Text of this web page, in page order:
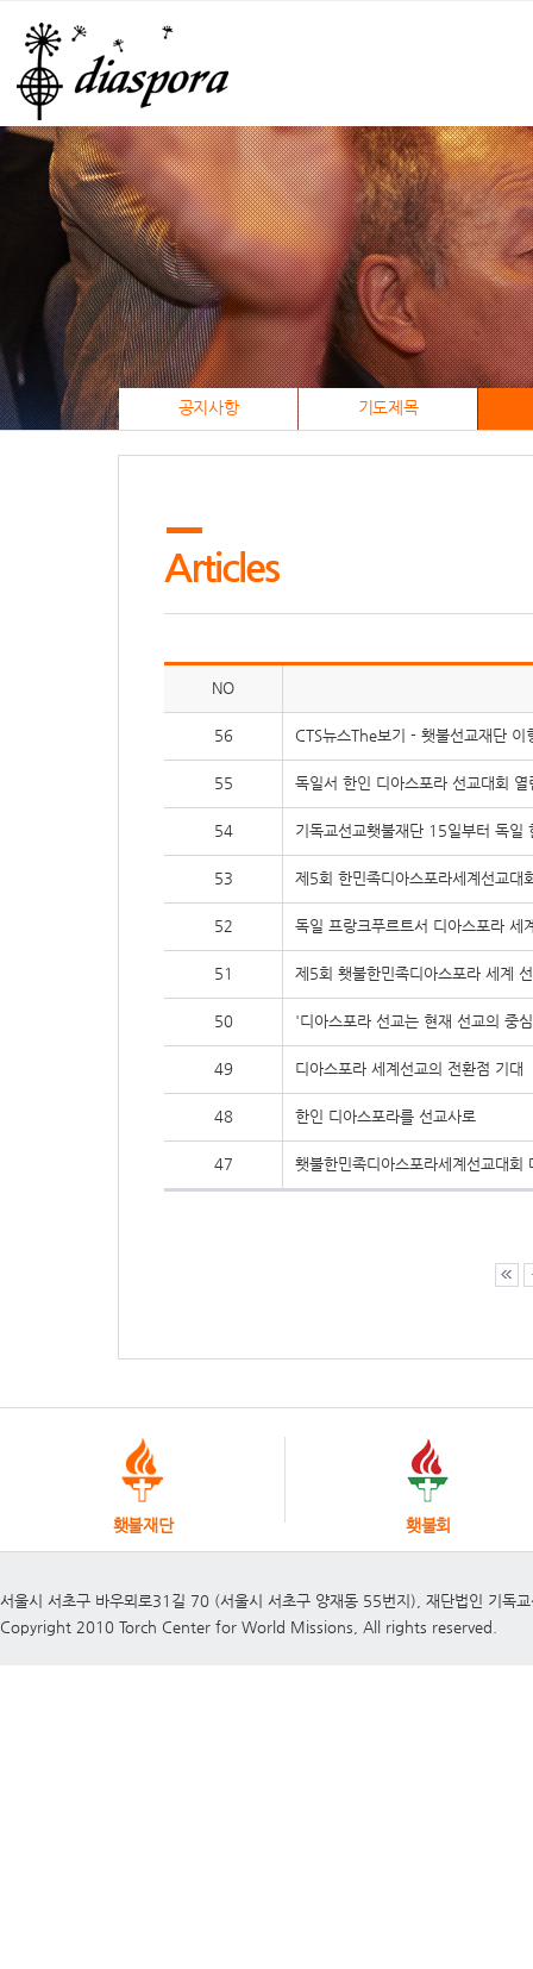
공지사항 기도제목
Articles
NO
56 CTS뉴스The보기 - 횃불선교재단 이
55 독일서 한인 디아스포라 선교대회 열
54 기독교선교횃불재단 15일부터 독일
53 제5회 한민족디아스포라세계선교대
52 독일 프랑크푸르트서 디아스포라 세
51 제5회 횃불한민족디아스포라 세계
50 '디아스포라 선교는 현재 선교의 중
49 디아스포라 세계선교의 전환점 기대
48 한인 디아스포라를 선교사로
47 횃불한민족디아스포라세계선교대회
횃불재단 횃불회
서울시 서초구 바우뫼로31길 70 (서울시 서초구 양재동 55번지), 재단법인
Copyright 2010 Torch Center for World Missions, All rights reserved.